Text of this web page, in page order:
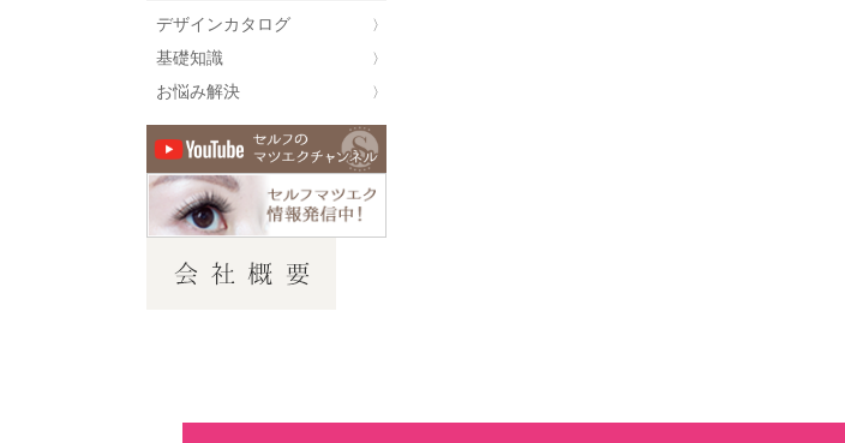
デザインカタログ
基礎知識
お悩み解決